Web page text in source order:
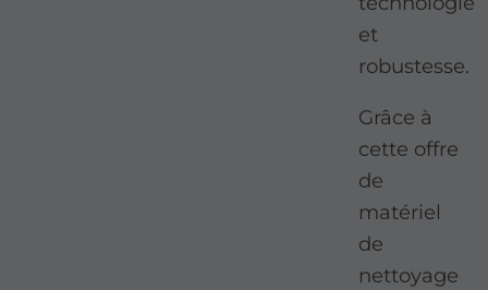
et
robustesse.
Grâce à
cette offre
de
matériel
de
nettoyage